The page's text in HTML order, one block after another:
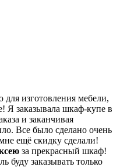
изготовления мебели,
Я заказывала шкаф-купе в
и заканчивая
Все было сделано очень
ещё скидку сделали!
за прекрасный шкаф!
буду заказывать только